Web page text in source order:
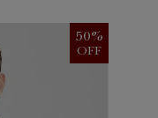
50%
OFF